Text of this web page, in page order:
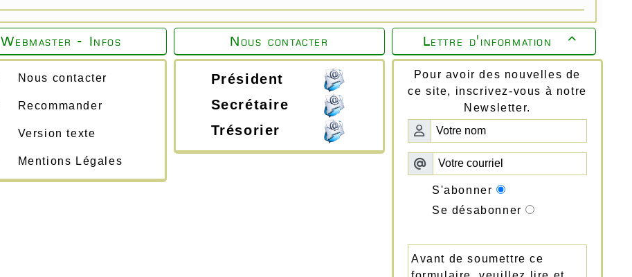
Webmaster - Infos
Nous contacter
Recommander
Version texte
Mentions Légales
Nous contacter
Président
Secrétaire
Trésorier

Lettre d'information
Pour avoir des nouvelles de
ce site, inscrivez-vous à notre
Newsletter.
S'abonner
Se désabonner
Avant de soumettre ce